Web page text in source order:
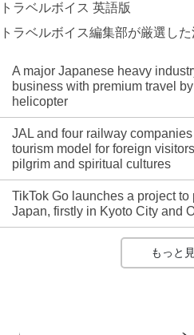
トラベルボイス 英語版
トラベルボイス編集部が厳選し
A major Japanese heavy
business with premium travel
helicopter
JAL and four railway
tourism model for foreign
pilgrim and spiritual cultures
TikTok Go launches a project
Japan, firstly in Kyoto City and
もっと